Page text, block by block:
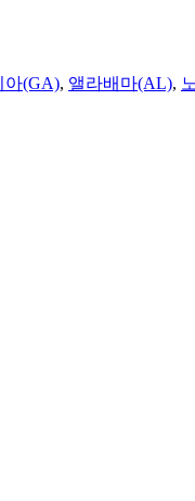
아(GA), 앨라배마(AL),